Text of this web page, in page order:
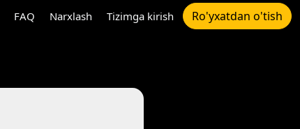
FAQ Narxlash Tizimga kirish Ro'yxatdan o'tish